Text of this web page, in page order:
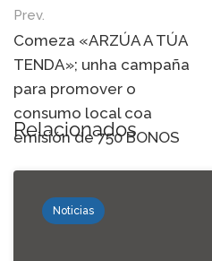
Post
navigation
Prev.
Comeza «ARZÚA A TÚA
TENDA»; unha campaña
para promover o
consumo local coa
emisión de 750 BONOS
Relacionados
Noticias